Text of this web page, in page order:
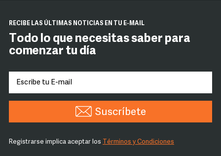
RECIBE LAS ÚLTIMAS NOTICIAS EN TU E-MAIL
Todo lo que necesitas saber para
comenzar tu día
Suscríbete
Registrarse implica aceptar los Términos y Condiciones